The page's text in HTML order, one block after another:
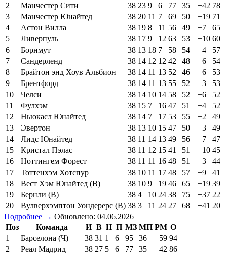
2
Манчестер Сити 38 23 9 6 77 35 +42 78
3
Манчестер Юнайтед 38 20 11 7 69 50 +19 71
4
Астон Вилла 38 19 8 11 56 49 +7
65
5
Ливерпуль 38 17 9 12 63 53 +10 60
6
Борнмут 38 13 18 7 58 54 +4
57
7
Сандерленд 38 14 12 12 42 48 −6
54
8
Брайтон энд Хоув Альбион 38 14 11 13 52 46 +6
53
9
Брентфорд 38 14 11 13 55 52 +3
53
10
Челси 38 14 10 14 58 52 +6
52
11
Фулхэм 38 15 7 16 47 51 −4
52
12
Ньюкасл Юнайтед 38 14 7 17 53 55 −2
49
13
Эвертон 38 13 10 15 47 50 −3
49
14
Лидс Юнайтед 38 11 14 13 49 56 −7
47
15
Кристал Пэлас 38 11 12 15 41 51 −10 45
16
Ноттингем Форест 38 11 11 16 48 51 −3
44
17
Тоттенхэм Хотспур 38 10 11 17 48 57 −9
41
18
Вест Хэм Юнайтед (В) 38 10 9 19 46 65 −19 39
19
Бернли (В) 38 4 10 24 38 75 −37 22
20
Вулверхэмптон Уондерерс (В) 38 3 11 24 27 68 −41 20
Подробнее → Обновлено: 04.06.2026
Поз
Команда И В Н П МЗ МП РМ О
1
Барселона (Ч) 38 31 1 6 95 36 +59 94
2
Реал Мадрид 38 27 5 6 77 35 +42 86